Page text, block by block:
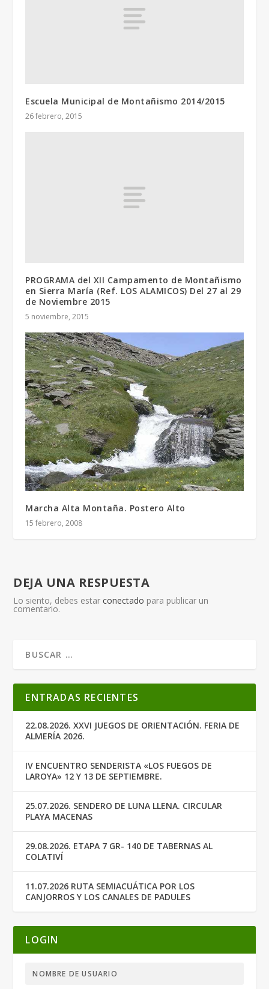
Escuela Municipal de Montañismo 2014/2015
26 febrero, 2015
PROGRAMA del XII Campamento de Montañismo
en Sierra María (Ref. LOS ALAMICOS) Del 27 al 29
de Noviembre 2015
5 noviembre, 2015
Marcha Alta Montaña. Postero Alto
15 febrero, 2008
DEJA UNA RESPUESTA
Lo siento, debes estarconectado para publicar un
comentario.
ENTRADAS RECIENTES
22.08.2026. XXVI JUEGOS DE ORIENTACIÓN. FERIA DE
ALMERÍA 2026.
IV ENCUENTRO SENDERISTA «LOS FUEGOS DE
LAROYA» 12 Y 13 DE SEPTIEMBRE.
25.07.2026. SENDERO DE LUNA LLENA. CIRCULAR
PLAYA MACENAS
29.08.2026. ETAPA 7 GR- 140 DE TABERNAS AL
COLATIVÍ
11.07.2026 RUTA SEMIACUÁTICA POR LOS
CANJORROS Y LOS CANALES DE PADULES
LOGIN